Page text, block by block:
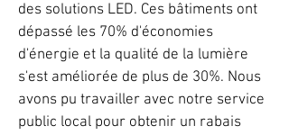
des solutions LED. Ces bâtiments ont
dépassé les 70% d'économies
d'énergie et la qualité de la lumière
s'est améliorée de plus de 30%. Nous
avons pu travailler avec notre service
public local pour obtenir un rabais